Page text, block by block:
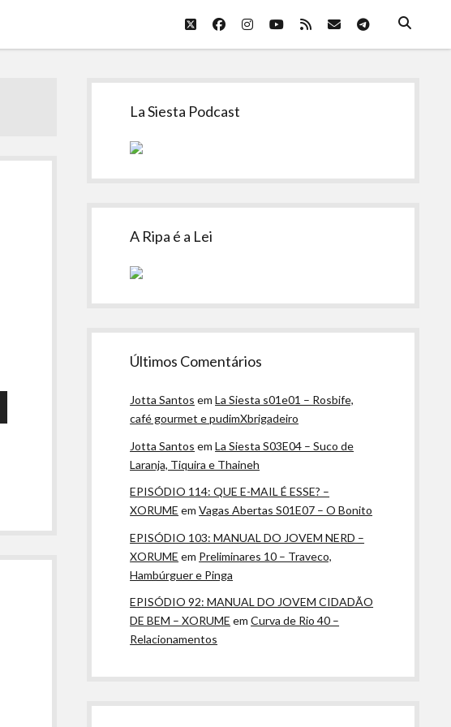
twitterfacebookinstagram
youtube
rss emailtelegram
Sidebar
La Siesta Podcast
A Ripa é a Lei
Últimos Comentários
Jotta Santos emLa Siesta s01e01 – Rosbife,
café gourmet e pudimXbrigadeiro
Jotta Santos emLa Siesta S03E04 – Suco de
Laranja, Tiquira e Thaineh
EPISÓDIO 114: QUE E-MAIL É ESSE? –
XORUME emVagas Abertas S01E07 – O Bonito
EPISÓDIO 103: MANUAL DO JOVEM NERD –
XORUME em Preliminares 10 – Traveco,
Hambúrguer e Pinga
EPISÓDIO 92: MANUAL DO JOVEM CIDADÃO
DE BEM – XORUME emCurva de Rio 40 –
Relacionamentos